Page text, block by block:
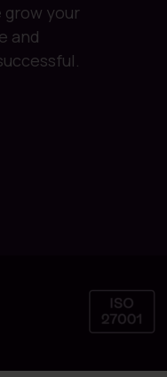
your
and